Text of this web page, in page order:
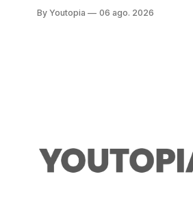
con la "Estrategia de Ciberdefensa
By Youtopia 06 ago. 2026